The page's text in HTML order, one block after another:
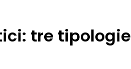
tre tipologie